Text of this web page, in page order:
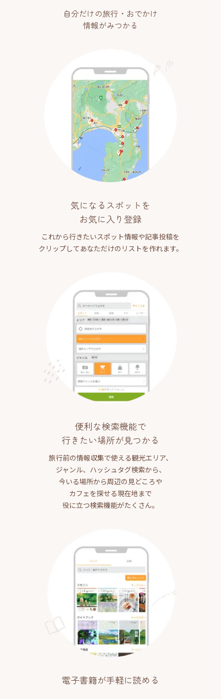
自分だけの旅行・おでかけ
情報がみつかる
気になるスポットを
お気に入り登録
これから行きたいスポット情報や記事投稿を
クリップしてあなただけのリストを作れます。
便利な検索機能で
行きたい場所が見つかる
旅行前の情報収集で使える観光エリア、
ジャンル、ハッシュタグ検索から、
今いる場所から周辺の見どころや
カフェを探せる現在地まで
役に立つ検索機能がたくさん。
電子書籍が手軽に読める